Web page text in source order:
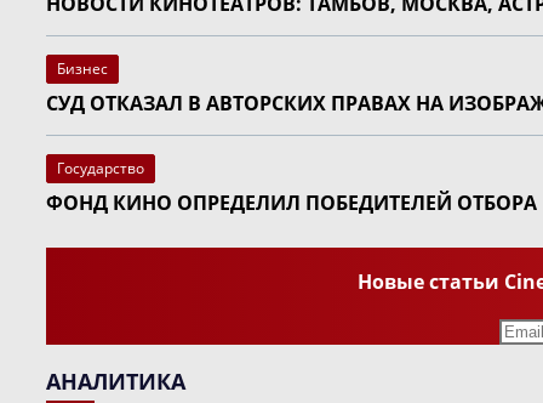
Бизнес
СУД ОТКАЗАЛ В АВТОРСКИХ ПРАВАХ НА
Государство
ФОНД КИНО ОПРЕДЕЛИЛ ПОБЕДИТЕЛЕЙ
Новые статьи
АНАЛИТИКА